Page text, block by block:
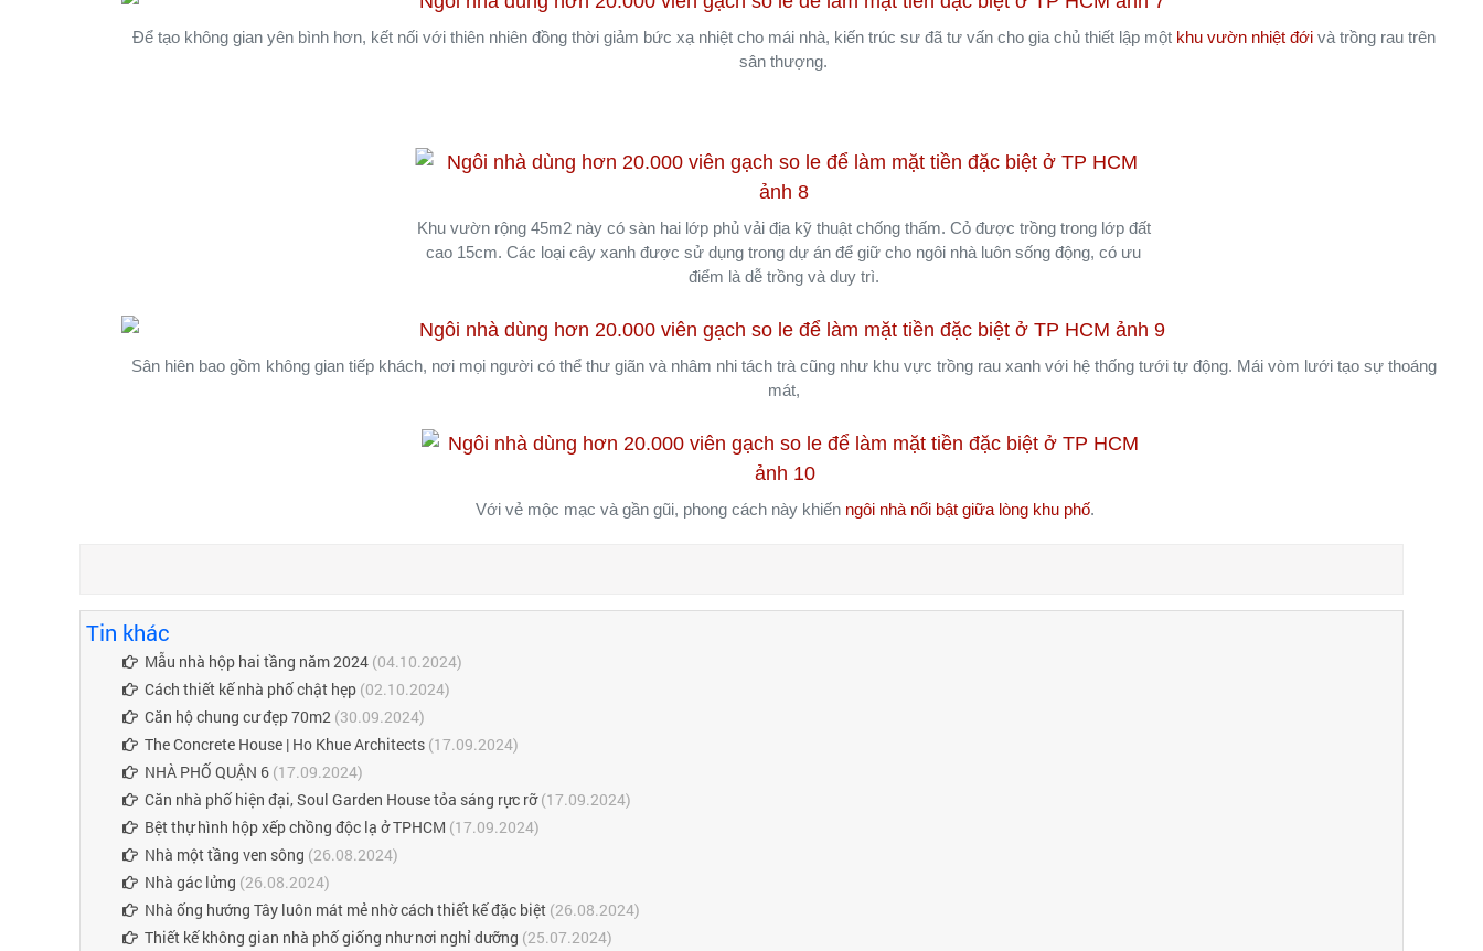
Để tạo không gian yên bình hơn, kết nối với thiên nhiên đồng thời giảm bức xạ nhiệt cho mái nhà, kiến trúc sư đã tư vấn cho gia chủ thiết lập một khu vườn nhiệt đớivà trồng rau trên
sân thượng.
Khu vườn rộng 45m2 này có sàn hai lớp phủ vải địa kỹ thuật chống thấm. Cỏ được trồng trong lớp đất
cao 15cm. Các loại cây xanh được sử dụng trong dự án để giữ cho ngôi nhà luôn sống động, có ưu
điểm là dễ trồng và duy trì.
Sân hiên bao gồm không gian tiếp khách, nơi mọi người có thể thư giãn và nhâm nhi tách trà cũng như khu vực trồng rau xanh với hệ thống tưới tự động. Mái vòm lưới tạo sự thoáng
mát,
Với vẻ mộc mạc và gần gũi, phong cách này khiến ngôi nhà nổi bật giữa lòng khu phố.
Tin khác
Mẫu nhà hộp hai tầng năm 2024 (04.10.2024)
Cách thiết kế nhà phố chật hẹp (02.10.2024)
Căn hộ chung cư đẹp 70m2 (30.09.2024)
The Concrete House | Ho Khue Architects (17.09.2024)
NHÀ PHỐ QUẬN 6 (17.09.2024)
Căn nhà phố hiện đại, Soul Garden House tỏa sáng rực rỡ(17.09.2024)
Bệt thự hình hộp xếp chồng độc lạ ở TPHCM (17.09.2024)
Nhà một tầng ven sông (26.08.2024)
Nhà gác lửng (26.08.2024)
Nhà ống hướng Tây luôn mát mẻ nhờ cách thiết kế đặc biệt (26.08.2024)
Thiết kế không gian nhà phố giống như nơi nghỉ dưỡng (25.07.2024)